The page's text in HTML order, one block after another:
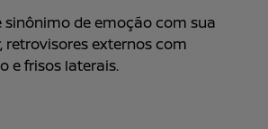
sinônimo de emoção com sua
retrovisores externos com
e frisos laterais.